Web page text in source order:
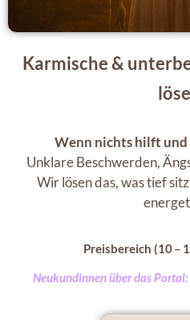
Karmische &
Wenn nichts hilft und
Unklare Beschwerden,
Wir lösen das, was tief
Preisbereich (10 –
Neukundinnen über das